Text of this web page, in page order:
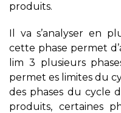
produits.
Il va s’analyser en
cette phase permet
lim 3 plusieurs
permet es limites du
des phases du cycle
produits, certaines